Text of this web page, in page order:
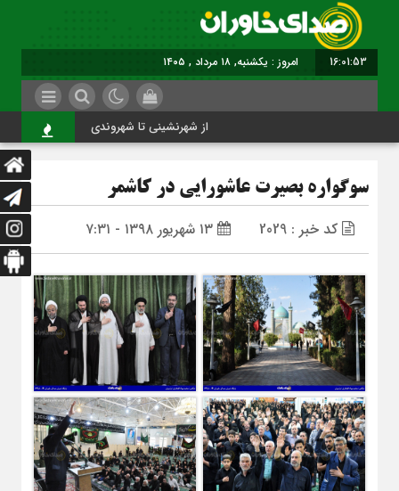
16:01:54 امروز : یکشنبه, ۱۸ مرداد , ۱۴۰۵
از شهرنشینی تا شهروندی
سوگواره بصیرت عاشورایی در کاشمر
کد خبر : 2029